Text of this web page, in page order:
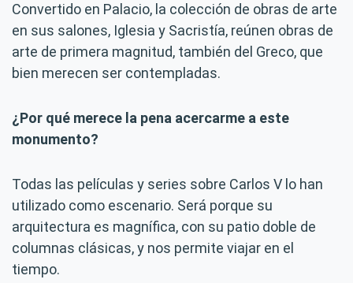
Convertido en Palacio, la colección de obras de arte
en sus salones, Iglesia y Sacristía, reúnen obras de
arte de primera magnitud, también del Greco, que
bien merecen ser contempladas.
¿Por qué merece la pena acercarme a este
monumento?
Todas las películas y series sobre Carlos V lo han
utilizado como escenario. Será porque su
arquitectura es magnífica, con su patio doble de
columnas clásicas, y nos permite viajar en el
tiempo.